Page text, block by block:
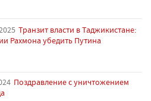
Транзит власти в Таджикистане:
Рахмона убедить Путина
Поздравление с уничтожением